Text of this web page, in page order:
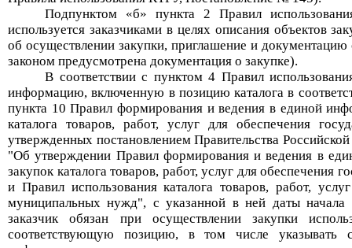
Подпунктом «б» пункта 2 Правил
используется заказчиками в целях описания объектов
об осуществлении закупки, приглашение и
законом предусмотрена документация о закупке).
В соответствии с пунктом 4 Правил
информацию, включенную в позицию каталога в
пункта 10 Правил формирования и ведения в единой
каталога товаров, работ, услуг для обеспечения
утвержденных постановлением Правительства
"Об утверждении Правил формирования и ведения в
закупок каталога товаров, работ, услуг для обеспечения
и Правил использования каталога товаров, работ,
муниципальных нужд", с указанной в ней даты начала
заказчик обязан при осуществлении закупки
соответствующую позицию, в том числе указывать